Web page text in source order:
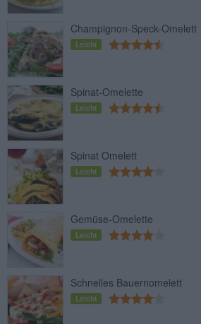
Champignon-Speck-Omelett
Leicht
Spinat-Omelette
Leicht
Spinat Omelett
Leicht
Gemüse-Omelette
Leicht
Schnelles Bauernomelett
Leicht